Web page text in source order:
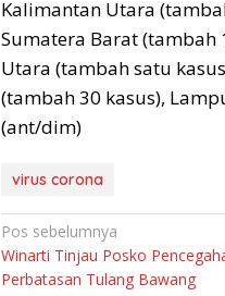
Kalimantan Utara
Sumatera Barat (tambah
Utara (tambah satu
(tambah 30 kasus),
(ant/dim)
virus corona
Navigasi
pos
Pos sebelumnya
Winarti Tinjau Posko
Perbatasan Tulang Bawang